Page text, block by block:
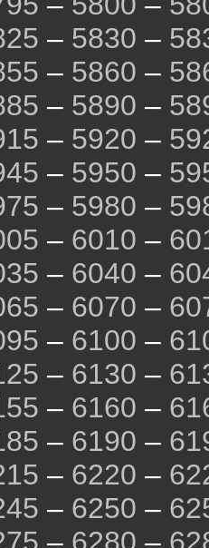
– 5830 –
– 5860 –
– 5890 –
– 5920 –
– 5950 –
– 5980 –
– 6010 –
– 6040 –
– 6070 –
– 6100 –
– 6130 –
– 6160 –
– 6190 –
– 6220 –
– 6250 –